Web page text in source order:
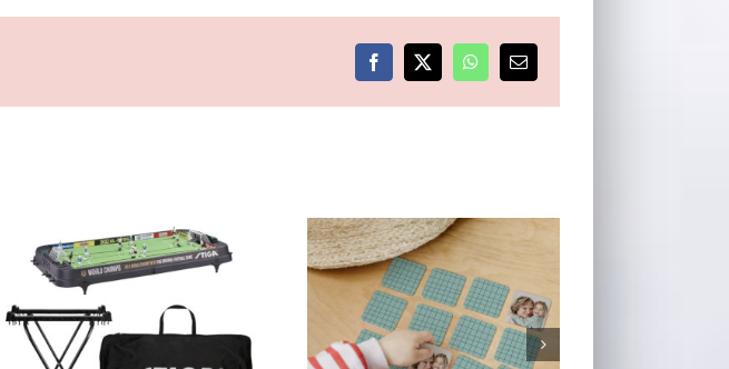
Facebook
X WhatsApp
E-
post